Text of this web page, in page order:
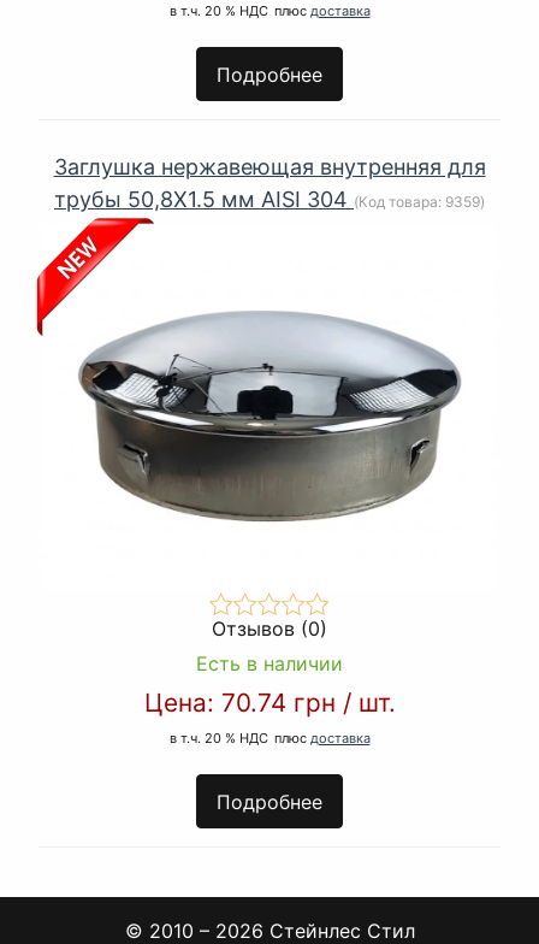
в т.ч. 20 % НДС плюс доставка
Подробнее
Заглушка нержавеющая внутренняя для
трубы 50,8Х1.5 мм AISI 304 (Код товара: 9359)
Отзывов (0)
Есть в наличии
Цена: 70.74 грн / шт.
в т.ч. 20 % НДС плюс доставка
Подробнее
© 2010 – 2026 Стейнлес Стил